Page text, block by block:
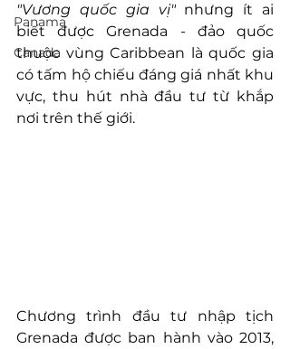
Panama
Canada
"Vương quốc gia vị" nhưng ít ai
biết được Grenada - đảo quốc
thuộc vùng Caribbean là quốc gia
có tấm hộ chiếu đáng giá nhất khu
vực, thu hút nhà đầu tư từ khắp
nơi trên thế giới.
Chương trình đầu tư nhập tịch
Grenada được ban hành vào 2013,